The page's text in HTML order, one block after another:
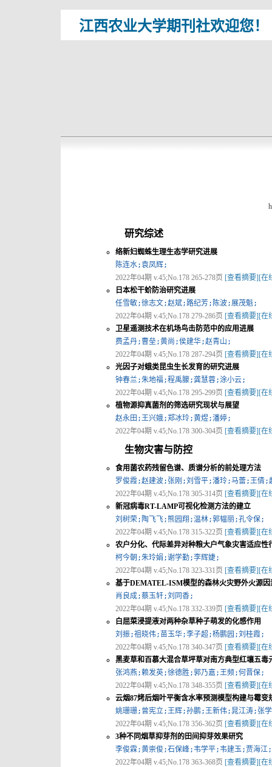
江西农业大学期刊社欢迎您！
研究综述
络新妇蜘蛛生理生态学研究进展
陈连水;袁凤辉;
2022年04期 v.45;No.178 265-278页 [查看摘要][在
日本松干蚧防治研究进展
任雪敏;徐志文;赵斌;路纪芳;陈波;展茂魁;
2022年04期 v.45;No.178 279-286页 [查看摘要][在
卫星遥测技术在机场鸟击防范中的应用进展
费孟丹;曹垒;黄尚;侯建华;赵青山;
2022年04期 v.45;No.178 287-294页 [查看摘要][在
光因子对蛾类昆虫生长发育的研究进展
钟春兰;朱地福;程禹朦;龚慧蓉;涂小云;
2022年04期 v.45;No.178 295-299页 [查看摘要][在
植物源抑真菌剂的筛选研究现状与展望
赵永田;王兴娥;郑冰玲;黄煜;潘婷;
2022年04期 v.45;No.178 300-304页 [查看摘要][在
生物灾害与防控
食用菌农药残留色谱、质谱分析的前处理方法
罗俊霞;赵建波;张刚;刘雪平;潘玲;马蕾;王倩;
2022年04期 v.45;No.178 305-314页 [查看摘要][在
新冠病毒RT-LAMP可视化检测方法的建立
刘树荣;陶飞飞;熊园翔;温林;郭韫丽;孔令保;
2022年04期 v.45;No.178 315-322页 [查看摘要][在
农户分化、代际差异对种粮大户气象灾害适应性
柯今朝;朱玲娟;谢学勤;李辉婕;
2022年04期 v.45;No.178 323-331页 [查看摘要][在
基于DEMATEL-ISM模型的森林火灾野外火源
肖良成;蔡玉轩;刘同香;
2022年04期 v.45;No.178 332-339页 [查看摘要][在
白屈菜浸提液对两种杂草种子萌发的化感作用
刘振;祖晓伟;苗玉华;李子超;杨鹏园;刘桂霞;
2022年04期 v.45;No.178 340-347页 [查看摘要][在
黑麦草和百慕大混合草坪草对南方典型红壤五毒
张鸿燕;赖发英;徐德胜;郭乃嘉;王频;何晋保;
2022年04期 v.45;No.178 348-355页 [查看摘要][在
云烟87烤后烟叶平衡含水率预测模型构建与霉变
姚珊珊;曾宪立;王辉;孙鹏;王新伟;晁江涛;张
2022年04期 v.45;No.178 356-362页 [查看摘要][在
3种不同烟草抑芽剂的田间抑芽效果研究
李俊霖;黄崇俊;石保峰;韦学平;韦建玉;贾海
2022年04期 v.45;No.178 363-368页 [查看摘要][在